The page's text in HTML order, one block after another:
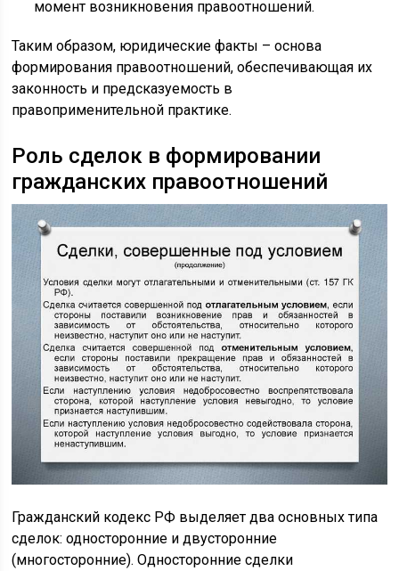
момент возникновения правоотношений.
Таким образом, юридические факты – основа
формирования правоотношений, обеспечивающая их
законность и предсказуемость в
правоприменительной практике.
Роль сделок в формировании
гражданских правоотношений
Гражданский кодекс РФ выделяет два основных типа
сделок: односторонние и двусторонние
(многосторонние). Односторонние сделки